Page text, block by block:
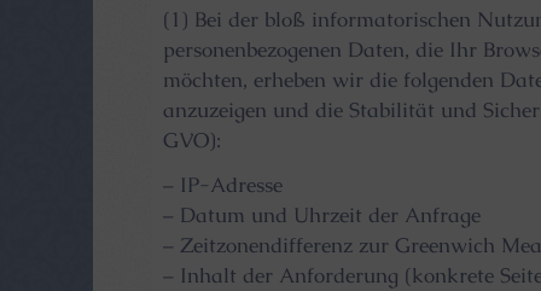
(1) Bei der bloß informatorischen
personenbezogenen Daten, die Ihr
möchten, erheben wir die folgenden
anzuzeigen und die Stabilität und
GVO):
– IP-Adresse
– Datum und Uhrzeit der Anfrage
– Zeitzonendifferenz zur Greenwich
– Inhalt der Anforderung (konkrete